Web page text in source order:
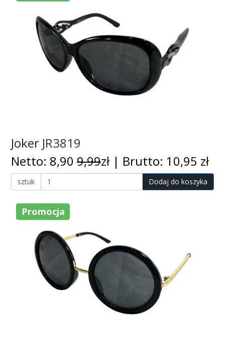
Joker JR3819
Netto: 8,90 9,99zł | Brutto: 10,95 zł
sztuk Dodaj do koszyka
Promocja